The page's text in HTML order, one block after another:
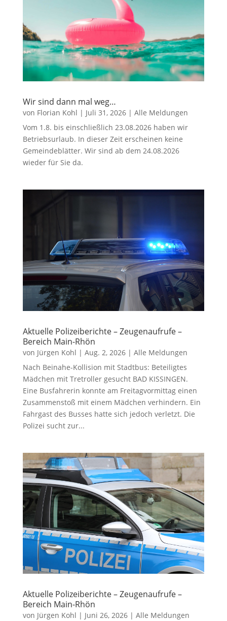
Wir sind dann mal weg…
von Florian Kohl | Juli 31, 2026| Alle Meldungen
Vom 1.8. bis einschließlich 23.08.2026 haben wir
Betriebsurlaub. In dieser Zeit erscheinen keine
Gemeindeblätter. Wir sind ab dem 24.08.2026
wieder für Sie da.
Aktuelle Polizeiberichte – Zeugenaufrufe –
Bereich Main-Rhön
von Jürgen Kohl | Aug. 2, 2026| Alle Meldungen
Nach Beinahe-Kollision mit Stadtbus: Beteiligtes
Mädchen mit Tretroller gesucht BAD KISSINGEN.
Eine Busfahrerin konnte am Freitagvormittag einen
Zusammenstoß mit einem Mädchen verhindern. Ein
Fahrgast des Busses hatte sich jedoch verletzt. Die
Polizei sucht zur...
Aktuelle Polizeiberichte – Zeugenaufrufe –
Bereich Main-Rhön
von Jürgen Kohl | Juni 26, 2026| Alle Meldungen